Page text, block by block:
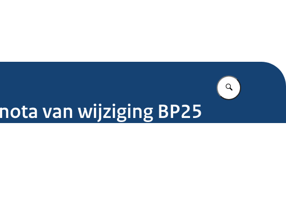
Vul in wat u
van wijziging BP25